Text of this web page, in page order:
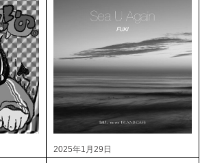
2025年1月29日